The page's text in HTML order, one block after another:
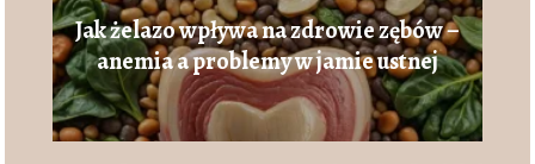
Jak żelazo wpływa na zdrowie zębów –
anemia a problemy w jamie ustnej